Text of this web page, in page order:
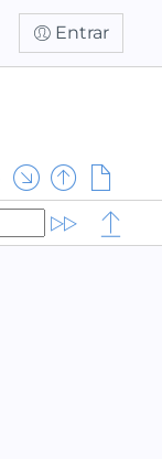
Entrar